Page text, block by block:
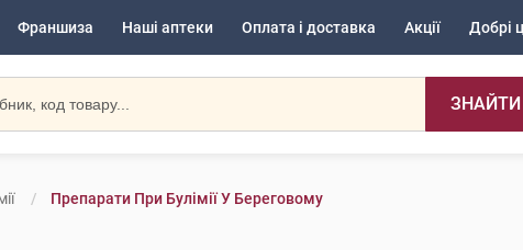
Франшиза Наші аптеки Оплата і доставка Акції Добрі
ЗНАЙТИ
Препарати При Булімії У Береговому